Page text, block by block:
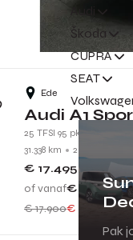
Škoda
CUPRA
SEAT
Pak
Ede
Audi A1
25 TFSI 95 pk Attraction
31.338 km
2019
€ 17.495
of vanaf€ 157p.m.
€ 17.900€ 405